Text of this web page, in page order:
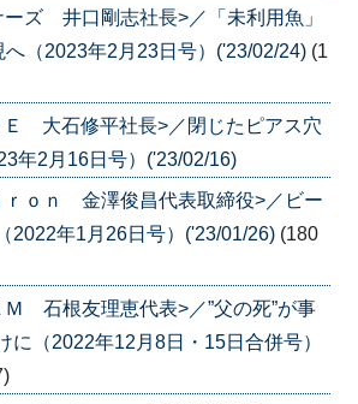
ズ 井口剛志社長>／「未利用魚」
へ（2023年2月23日号）('23/02/24) (1
Ｅ 大石修平社長>／閉じたピアス穴
年2月16日号）('23/02/16)
ｏｎ 金澤俊昌代表取締役>／ビー
2022年1月26日号）('23/01/26) (180
石根友理恵代表>／”父の死”が事
に（2022年12月8日・15日合併号）